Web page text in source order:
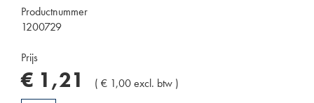
Productnummer
1200729
Prijs
€ 1 ,21 ( € 1,00excl. btw )